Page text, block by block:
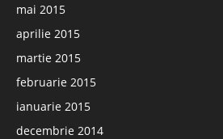
mai 2015
aprilie 2015
martie 2015
februarie 2015
ianuarie 2015
decembrie 2014